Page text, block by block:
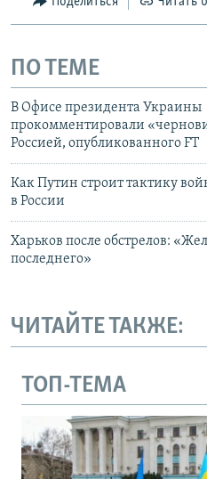
ПО ТЕМЕ
В Офисе президента Украины
прокомментировали
Россией, опубликованного FT
Как Путин строит тактику
в России
Харьков после обстрелов:
последнего»
ЧИТАЙТЕ ТАКЖЕ:
ТОП-ТЕМА